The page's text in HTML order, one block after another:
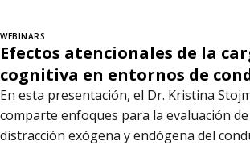
WEBINARS
Efectos atencionales de la
cognitiva en entornos de
En esta presentación, el Dr. Kristina
comparte enfoques para la evaluación
distracción exógena y endógena del